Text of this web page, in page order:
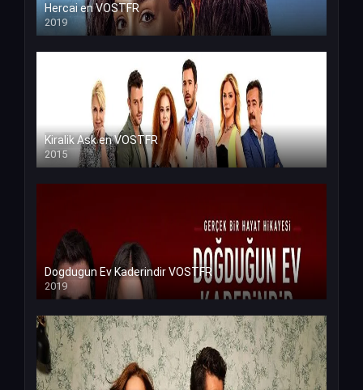
Hercai en VOSTFR
2019
Kiralik Ask en VOSTFR
2015
Dogdugun Ev Kaderindir VOSTFR
2019